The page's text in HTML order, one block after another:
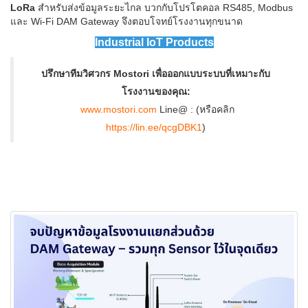
LoRa สำหรับส่งข้อมูลระยะไกล บวกกับโปรโตคอล RS485, Modbus
และ Wi-Fi DAM Gateway จึงตอบโจทย์โรงงานทุกขนาด
Industrial IoT Products
ปรึกษาทีมวิศวกร Mostori เพื่อออกแบบระบบที่เหมาะกับ
โรงงานของคุณ:
www.mostori.com Line@ : (หรือคลิก
https://lin.ee/qcgDBK1)